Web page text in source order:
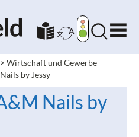
> Wirtschaft und Gewerbe
by Jessy
Nails by